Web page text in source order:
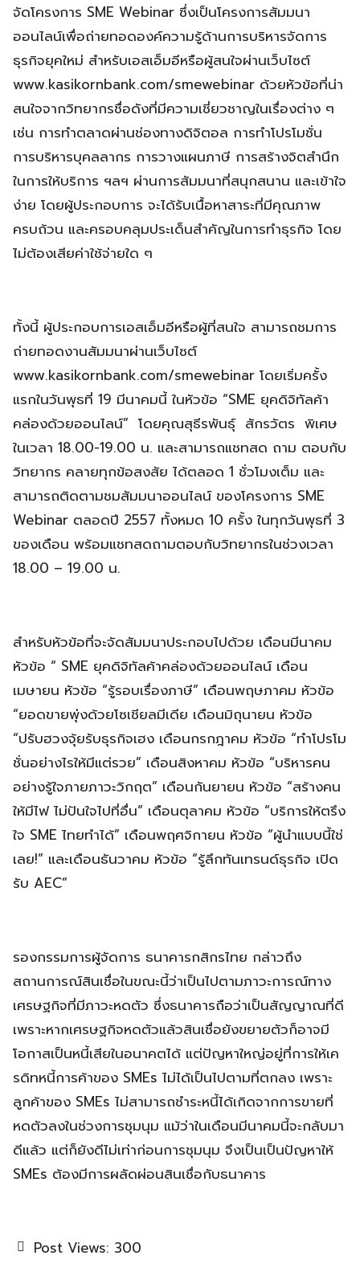
จัดโครงการ SME Webinar ซึ่งเป็นโครงการสัมมนา
ออนไลน์เพื่อถ่ายทอดองค์ความรู้ด้านการบริหารจัดการ
ธุรกิจยุคใหม่ สำหรับเอสเอ็มอีหรือผู้สนใจผ่านเว็บไซต์
www.kasikornbank.com/smewebinar ด้วยหัวข้อที่น่า
สนใจจากวิทยากรชื่อดังที่มีความเชี่ยวชาญในเรื่องต่าง ๆ
เช่น การทำตลาดผ่านช่องทางดิจิตอล การทำโปรโมชั่น
การบริหารบุคลลากร การวางแผนภาษี การสร้างจิตสำนึก
ในการให้บริการ ฯลฯ ผ่านการสัมมนาที่สนุกสนาน และเข้าใจ
ง่าย โดยผู้ประกอบการ จะได้รับเนื้อหาสาระที่มีคุณภาพ
ครบถ้วน และครอบคลุมประเด็นสำคัญในการทำธุรกิจ โดย
ไม่ต้องเสียค่าใช้จ่ายใด ๆ
ทั้งนี้ ผู้ประกอบการเอสเอ็มอีหรือผู้ที่สนใจ สามารถชมการ
ถ่ายทอดงานสัมมนาผ่านเว็บไซต์
www.kasikornbank.com/smewebinar โดยเริ่มครั้ง
แรกในวันพุธที่ 19 มีนาคมนี้ ในหัวข้อ “SME ยุคดิจิทัลค้า
คล่องด้วยออนไลน์” โดยคุณสุธีรพันธุ์ สักรวัตร พิเศษ
ในเวลา 18.00-19.00 น. และสามารถแชทสด ถาม ตอบกับ
วิทยากร คลายทุกข้อสงสัย ได้ตลอด 1 ชั่วโมงเต็ม และ
สามารถติดตามชมสัมมนาออนไลน์ ของโครงการ SME
Webinar ตลอดปี 2557 ทั้งหมด 10 ครั้ง ในทุกวันพุธที่ 3
ของเดือน พร้อมแชทสดถามตอบกับวิทยากรในช่วงเวลา
18.00 – 19.00 น.
สำหรับหัวข้อที่จะจัดสัมมนาประกอบไปด้วย เดือนมีนาคม
หัวข้อ “ SME ยุคดิจิทัลค้าคล่องด้วยออนไลน์ เดือน
เมษายน หัวข้อ “รู้รอบเรื่องภาษี” เดือนพฤษภาคม หัวข้อ
“ยอดขายพุ่งด้วยโซเชียลมีเดีย เดือนมิถุนายน หัวข้อ
“ปรับฮวงจุ้ยรับธุรกิจเฮง เดือนกรกฎาคม หัวข้อ “ทำโปรโม
ชั่นอย่างไรให้มีแต่รวย” เดือนสิงหาคม หัวข้อ “บริหารคน
อย่างรู้ใจภายภาวะวิกฤต” เดือนกันยายน หัวข้อ “สร้างคน
ให้มีไฟ ไม่ปันใจไปที่อื่น” เดือนตุลาคม หัวข้อ “บริการให้ตรึง
ใจ SME ไทยทำได้” เดือนพฤศจิกายน หัวข้อ “ผู้นำแบบนี้ใช่
เลย!” และเดือนธันวาคม หัวข้อ “รู้ลึกทันเทรนด์ธุรกิจ เปิด
รับ AEC”
รองกรรมการผู้จัดการ ธนาคารกสิกรไทย กล่าวถึง
สถานการณ์สินเชื่อในขณะนี้ว่าเป็นไปตามภาวะการณ์ทาง
เศรษฐกิจที่มีภาวะหดตัว ซึ่งธนาคารถือว่าเป็นสัญญาณที่ดี
เพราะหากเศรษฐกิจหดตัวแล้วสินเชื่อยังขยายตัวก็อาจมี
โอกาสเป็นหนี้เสียในอนาคตได้ แต่ปัญหาใหญ่อยู่ที่การให้เค
รดิทหนี้การค้าของ SMEs ไม่ได้เป็นไปตามที่ตกลง เพราะ
ลูกค้าของ SMEs ไม่สามารถชำระหนี้ได้เกิดจากการขายที่
หดตัวลงในช่วงการชุมนุม แม้ว่าในเดือนมีนาคมนี้จะกลับมา
ดีแล้ว แต่ก็ยังดีไม่เท่าก่อนการชุมนุม จึงเป็นเป็นปัญหาให้
SMEs ต้องมีการผลัดผ่อนสินเชื่อกับธนาคาร
Post Views: 300